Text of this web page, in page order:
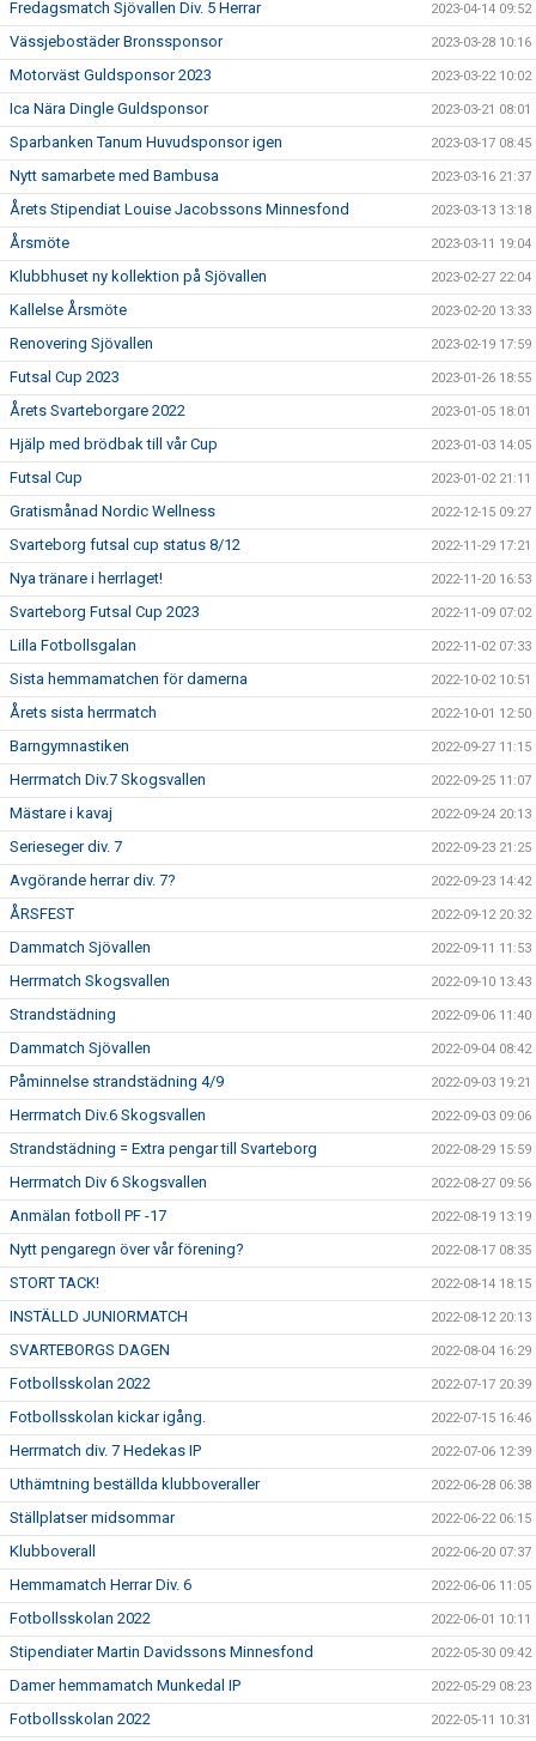
Fredagsmatch Sjövallen Div. 5 Herrar 2023-04-14 09:52
Vässjebostäder Bronssponsor 2023-03-28 10:16
Motorväst Guldsponsor 2023 2023-03-22 10:02
Ica Nära Dingle Guldsponsor 2023-03-21 08:01
Sparbanken Tanum Huvudsponsor igen 2023-03-17 08:45
Nytt samarbete med Bambusa 2023-03-16 21:37
Årets Stipendiat Louise Jacobssons Minnesfond 2023-03-13 13:18
Årsmöte 2023-03-11 19:04
Klubbhuset ny kollektion på Sjövallen 2023-02-27 22:04
Kallelse Årsmöte 2023-02-20 13:33
Renovering Sjövallen 2023-02-19 17:59
Futsal Cup 2023 2023-01-26 18:55
Årets Svarteborgare 2022 2023-01-05 18:01
Hjälp med brödbak till vår Cup 2023-01-03 14:05
Futsal Cup 2023-01-02 21:11
Gratismånad Nordic Wellness 2022-12-15 09:27
Svarteborg futsal cup status 8/12 2022-11-29 17:21
Nya tränare i herrlaget! 2022-11-20 16:53
Svarteborg Futsal Cup 2023 2022-11-09 07:02
Lilla Fotbollsgalan 2022-11-02 07:33
Sista hemmamatchen för damerna 2022-10-02 10:51
Årets sista herrmatch 2022-10-01 12:50
Barngymnastiken 2022-09-27 11:15
Herrmatch Div.7 Skogsvallen 2022-09-25 11:07
Mästare i kavaj 2022-09-24 20:13
Serieseger div. 7 2022-09-23 21:25
Avgörande herrar div. 7? 2022-09-23 14:42
ÅRSFEST 2022-09-12 20:32
Dammatch Sjövallen 2022-09-11 11:53
Herrmatch Skogsvallen 2022-09-10 13:43
Strandstädning 2022-09-06 11:40
Dammatch Sjövallen 2022-09-04 08:42
Påminnelse strandstädning 4/9 2022-09-03 19:21
Herrmatch Div.6 Skogsvallen 2022-09-03 09:06
Strandstädning = Extra pengar till Svarteborg 2022-08-29 15:59
Herrmatch Div 6 Skogsvallen 2022-08-27 09:56
Anmälan fotboll PF -17 2022-08-19 13:19
Nytt pengaregn över vår förening? 2022-08-17 08:35
STORT TACK! 2022-08-14 18:15
INSTÄLLD JUNIORMATCH 2022-08-12 20:13
SVARTEBORGS DAGEN 2022-08-04 16:29
Fotbollsskolan 2022 2022-07-17 20:39
Fotbollsskolan kickar igång. 2022-07-15 16:46
Herrmatch div. 7 Hedekas IP 2022-07-06 12:39
Uthämtning beställda klubboveraller 2022-06-28 06:38
Ställplatser midsommar 2022-06-22 06:15
Klubboverall 2022-06-20 07:37
Hemmamatch Herrar Div. 6 2022-06-06 11:05
Fotbollsskolan 2022 2022-06-01 10:11
Stipendiater Martin Davidssons Minnesfond 2022-05-30 09:42
Damer hemmamatch Munkedal IP 2022-05-29 08:23
Fotbollsskolan 2022 2022-05-11 10:31